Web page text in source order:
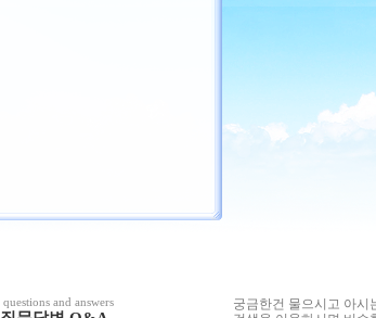
questions and answers
궁금한건 물으시고 아시